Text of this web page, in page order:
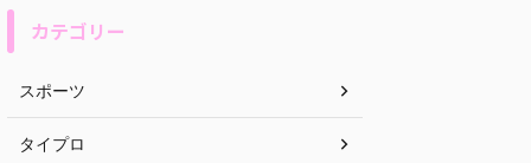
カテゴリー
スポーツ
タイプロ